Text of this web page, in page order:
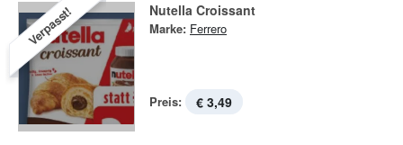
Verpasst! Nutella Croissant
Marke: Ferrero
Preis: € 3,49